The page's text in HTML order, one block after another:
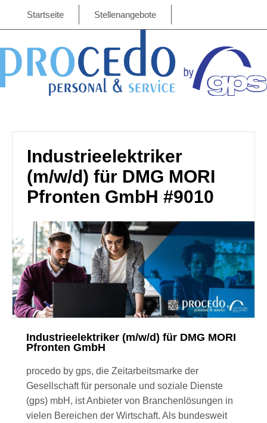
Startseite Stellenangebote
Industrieelektriker
(m/w/d) für DMG MORI
Pfronten GmbH #9010
Industrieelektriker (m/w/d) für DMG MORI
Pfronten GmbH
procedo by gps, die Zeitarbeitsmarke der
Gesellschaft für personale und soziale Dienste
(gps) mbH, ist Anbieter von Branchenlösungen in
vielen Bereichen der Wirtschaft. Als bundesweit